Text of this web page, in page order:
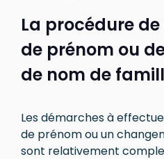
La procédure
de prénom ou
de nom de
Les démarches à
de prénom ou un
sont relativement